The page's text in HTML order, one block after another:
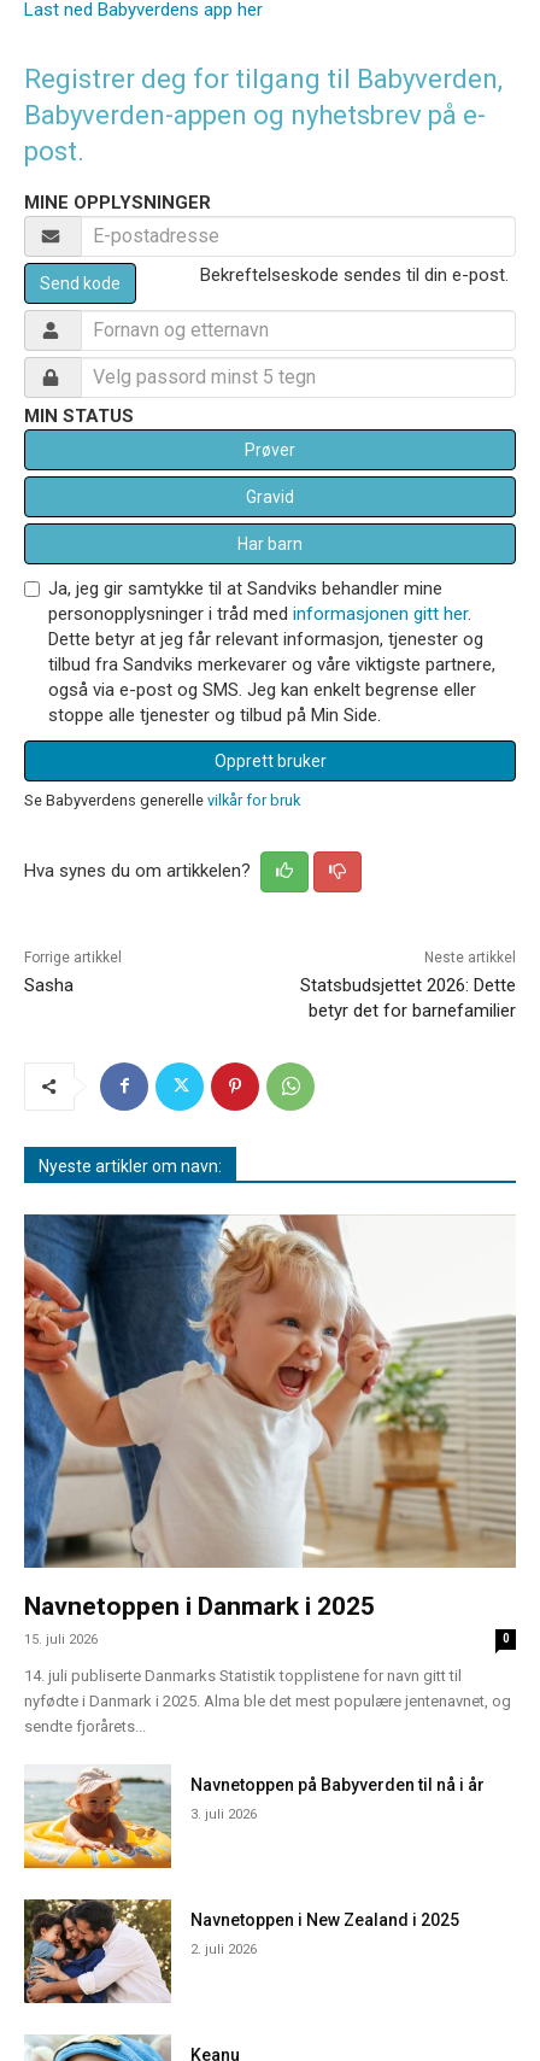
Last ned Babyverdens app her
Registrer deg for tilgang til Babyverden,
Babyverden-appen og nyhetsbrev på e-
post.
MINE OPPLYSNINGER
Send kode Bekreftelseskode sendes til din e-post.
MIN STATUS
Prøver
Gravid
Har barn
Ja, jeg gir samtykke til at Sandviks behandler mine
personopplysninger i tråd med informasjonen gitt her.
Dette betyr at jeg får relevant informasjon, tjenester og
tilbud fra Sandviks merkevarer og våre viktigste partnere,
også via e-post og SMS. Jeg kan enkelt begrense eller
stoppe alle tjenester og tilbud på Min Side.
Opprett bruker
Se Babyverdens generelle vilkår for bruk
Hva synes du om artikkelen?
Forrige artikkel
Sasha
Neste artikkel
Statsbudsjettet 2026: Dette
betyr det for barnefamilier
Nyeste artikler om navn:
Navnetoppen i Danmark i 2025
15. juli 2026 0
14. juli publiserte Danmarks Statistik topplistene for navn gitt til
nyfødte i Danmark i 2025. Alma ble det mest populære jentenavnet, og
sendte fjorårets...
Navnetoppen på Babyverden til nå i år
3. juli 2026
Navnetoppen i New Zealand i 2025
2. juli 2026
Keanu